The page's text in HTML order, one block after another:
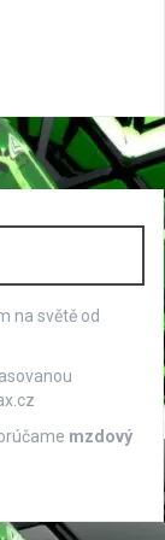
na světě od
mzdový